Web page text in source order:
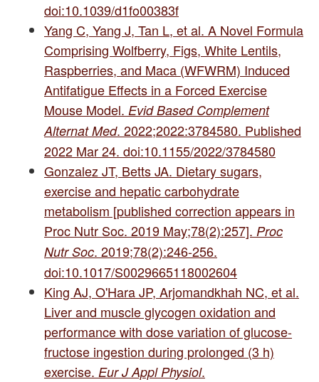
doi:10.1039/d1fo00383f
Yang C, Yang J, Tan L, et al. A Novel Formula
Comprising Wolfberry, Figs, White Lentils,
Raspberries, and Maca (WFWRM) Induced
Antifatigue Effects in a Forced Exercise
Mouse Model. Evid Based Complement
Alternat Med. 2022;2022:3784580. Published
2022 Mar 24. doi:10.1155/2022/3784580
Gonzalez JT, Betts JA. Dietary sugars,
exercise and hepatic carbohydrate
metabolism [published correction appears in
Proc Nutr Soc. 2019 May;78(2):257]. Proc
Nutr Soc. 2019;78(2):246-256.
doi:10.1017/S0029665118002604
King AJ, O'Hara JP, Arjomandkhah NC, et al.
Liver and muscle glycogen oxidation and
performance with dose variation of glucose-
fructose ingestion during prolonged (3 h)
exercise. Eur J Appl Physiol.